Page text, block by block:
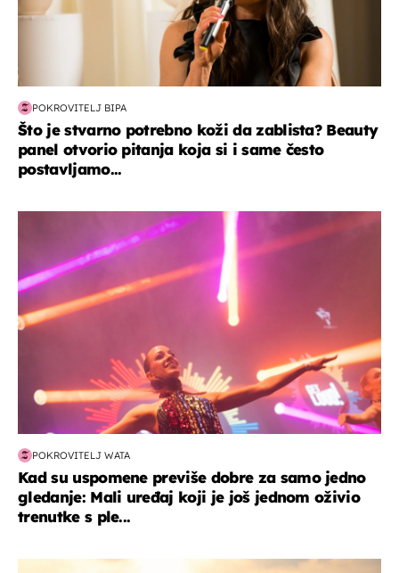
POKROVITELJ BIPA
Što je stvarno potrebno koži da zablista? Beauty
panel otvorio pitanja koja si i same često
postavljamo...
POKROVITELJ WATA
Kad su uspomene previše dobre za samo jedno
gledanje: Mali uređaj koji je još jednom oživio
trenutke s ple...